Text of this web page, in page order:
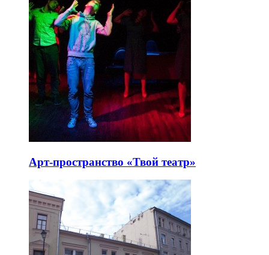
Арт-пространство «Твой театр»